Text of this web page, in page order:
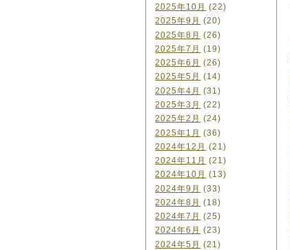
2025年10月 (22)
2025年9月 (20)
2025年8月 (26)
2025年7月 (19)
2025年6月 (26)
2025年5月 (14)
2025年4月 (31)
2025年3月 (22)
2025年2月 (24)
2025年1月 (36)
2024年12月 (21)
2024年11月 (21)
2024年10月 (13)
2024年9月 (33)
2024年8月 (18)
2024年7月 (25)
2024年6月 (23)
2024年5月 (21)